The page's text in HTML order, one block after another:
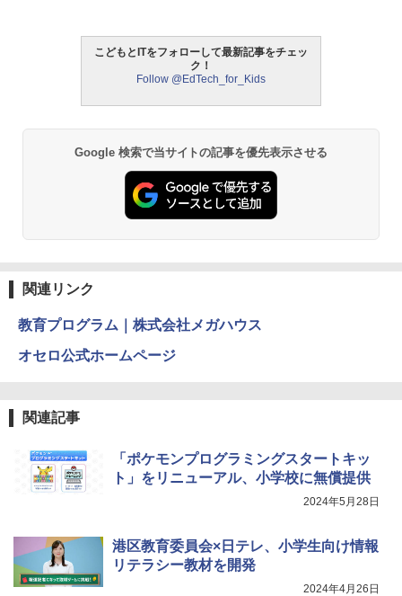
パイロット スイスイおえかき for Study
何回も書ける! れんしゅうボード ひらが
な・カタカナ・すうじ・ABC 3歳以上 知
￥2,073
【くもん出版公式特別セット】くもん出
￥26,980
上 KUMON LK-10
中学英語をもう一度ひとつひとつわかり
やすく。改訂版
￥2,750
仮面ライダー 改造人間 限定ケース版
￥4,290
4
つかめ！理科ダマン 12 最強ロボット決
戦！編
￥1,320
OK（重版：10月上旬発送） (TJMOOK)
￥2,200
モルカ: 原子・分子に強くなるカードゲ
ーム
物理実験モデル楽器電磁気教材を教える
ダルトンボード/ゴルトンボード物理学、
4
エンジニアリングキット小さなカート -
メカニックキット|子供向けの可動部品、
￥849
￥4,722
こどもとITをフォローして最新記事をチェッ
ク！
Follow @EdTech_for_Kids
Google 検索で当サイトの記事を優先表示させる
関連リンク
教育プログラム｜株式会社メガハウス
オセロ公式ホームページ
関連記事
「ポケモンプログラミングスタートキッ
ト」をリニューアル、小学校に無償提供
2024年5月28日
港区教育委員会×日テレ、小学生向け情報
リテラシー教材を開発
2024年4月26日